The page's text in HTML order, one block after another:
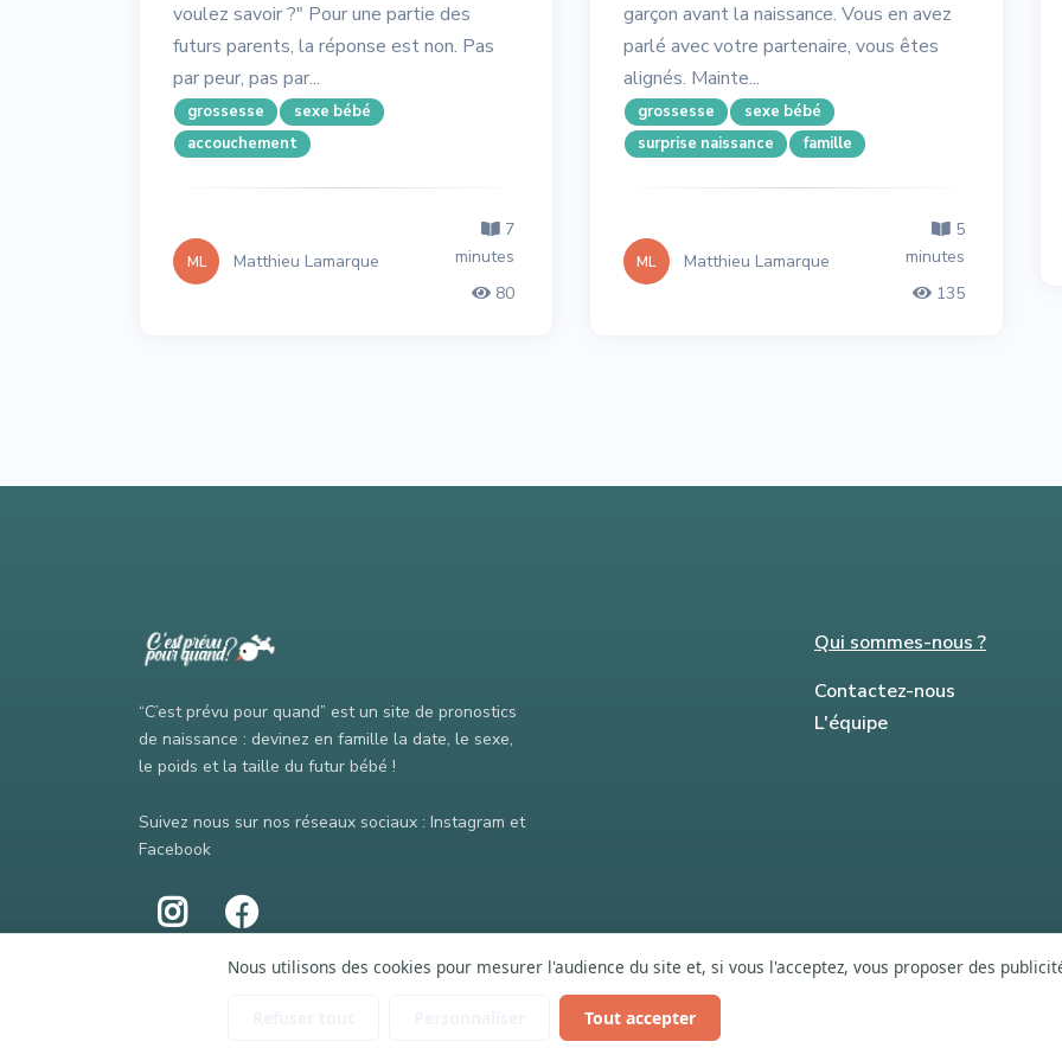
voulez savoir ?" Pour une partie des
futurs parents, la réponse est non. Pas
par peur, pas par...
grossesse
sexe bébé
accouchement
ML Matthieu Lamarque
7
minutes
80
garçon avant la naissance. Vous en avez
parlé avec votre partenaire, vous êtes
alignés. Mainte...
grossesse
sexe bébé
surprise naissance
famille
ML Matthieu Lamarque
5
minutes
135
“C’est prévu pour quand” est un site de pronostics
de naissance : devinez en famille la date, le sexe,
le poids et la taille du futur bébé !
Suivez nous sur nos réseaux sociaux : Instagram et
Facebook
Qui sommes-nous ?
Contactez-nous
L'équipe
Nous utilisons des cookies pour mesurer l'audience du site et, si vous l'acceptez, vous proposer des
Tout accepter